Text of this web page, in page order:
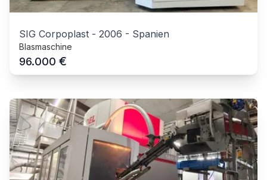
SIG Corpoplast - 2006 - Spanien
Blasmaschine
96.000 €